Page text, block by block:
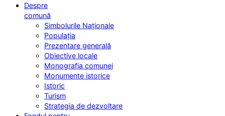
Despre
comună
Simbolurile Naționale
Populația
Prezentare generală
Obiective locale
Monografia comunei
Monumente istorice
Istoric
Turism
Strategia de dezvoltare